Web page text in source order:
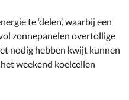
te ‘delen’, waarbij een
zonnepanelen overtollige
nodig hebben kwijt kunnen
weekend koelcellen